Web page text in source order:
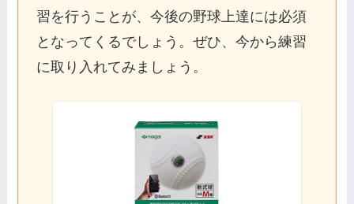
習を行うことが、今後の野球上達には必須
となってくるでしょう。ぜひ、今から練習
に取り入れてみましょう。